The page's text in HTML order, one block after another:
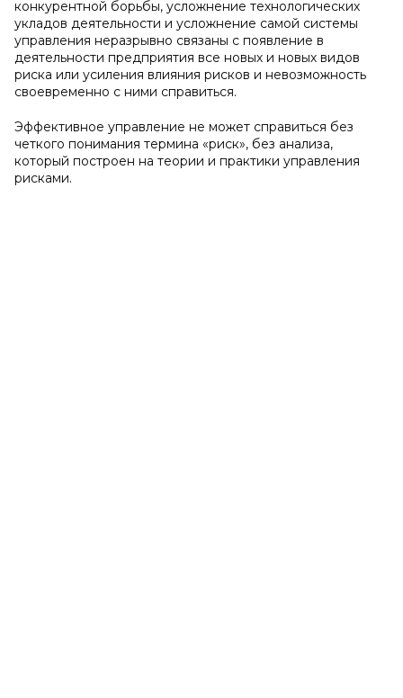
конкурентной борьбы, усложнение технологических
укладов деятельности и усложнение самой системы
управления неразрывно связаны с появление в
деятельности предприятия все новых и новых видов
риска или усиления влияния рисков и невозможность
своевременно с ними справиться.
Эффективное управление не может справиться без
четкого понимания термина «риск», без анализа,
который построен на теории и практики управления
рисками.